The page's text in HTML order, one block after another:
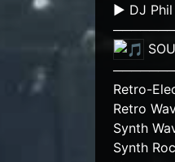
► DJ Phil
Retro-
Retro
Synth
Synth